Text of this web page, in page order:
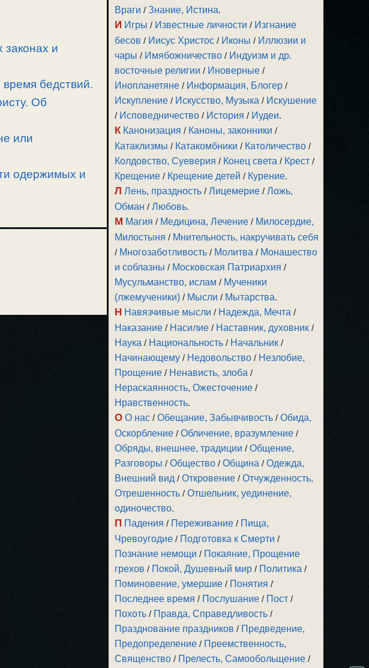
и
бедствий.
Об
или
одержимых и
Враги /Знание, Истина.
И Игры / Известные личности / Изгнание
бесов / Иисус Христос / Иконы / Иллюзии и
чары / Имябожничество / Индуизм и др.
восточные религии / Иноверные /
Инопланетяне / Информация, Блогер /
Искупление / Искусство, Музыка / Искушение
/ Исповедничество / История / Иудеи.
К Канонизация / Каноны, законники /
Катаклизмы / Катакомбники / Католичество /
Колдовство, Суеверия / Конец света / Крест /
Крещение / Крещение детей / Курение.
Л Лень, праздность /Лицемерие /Ложь,
Обман /Любовь.
М Магия / Медицина, Лечение / Милосердие,
Милостыня / Мнительность, накручивать себя
/ Многозаботливость / Молитва / Монашество
и соблазны / Московская Патриархия /
Мусульманство, ислам / Мученики
(лжемученики) / Мысли / Мытарства.
Н Навязчивые мысли / Надежда, Мечта /
Наказание / Насилие / Наставник, духовник /
Наука / Национальность / Начальник /
Начинающему / Недовольство / Незлобие,
Прощение / Ненависть, злоба /
Нераскаянность, Ожесточение /
Нравственность.
О О нас /Обещание, Забывчивость /Обида,
Оскорбление /Обличение, вразумление /
Обряды, внешнее, традиции /Общение,
Разговоры /Общество /Община /Одежда,
Внешний вид /Откровение /Отчужденность,
Отрешенность /Отшельник, уединение,
одиночество.
П Падения / Переживание / Пища,
Чревоугодие / Подготовка к Смерти /
Познание немощи / Покаяние, Прощение
грехов / Покой, Душевный мир / Политика /
Поминовение, умершие / Понятия /
Последнее время / Послушание / Пост /
Похоть / Правда, Справедливость /
Празднование праздников / Предведение,
Предопределение / Преемственность,
Священство / Прелесть, Самообольщение /